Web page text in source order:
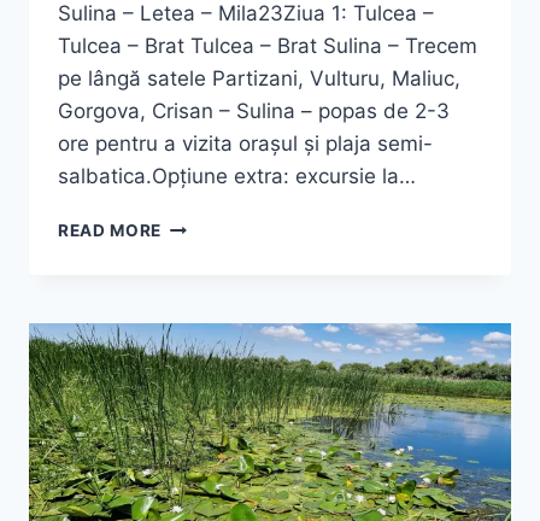
Sulina – Letea – Mila23Ziua 1: Tulcea –
Tulcea – Brat Tulcea – Brat Sulina – Trecem
pe lângă satele Partizani, Vulturu, Maliuc,
Gorgova, Crisan – Sulina – popas de 2-3
ore pentru a vizita orașul și plaja semi-
salbatica.Opțiune extra: excursie la…
READ MORE CROAZIERA
ZILE